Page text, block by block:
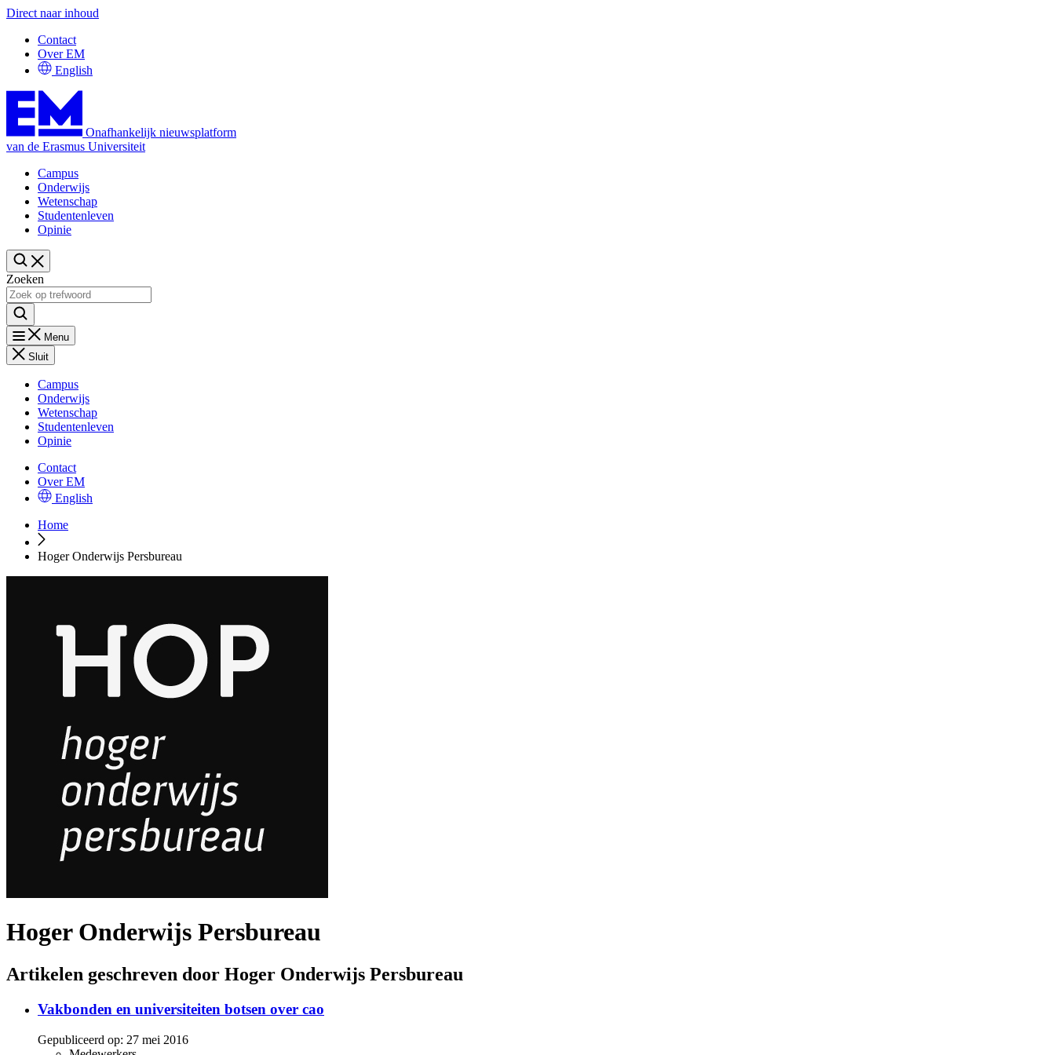
Direct naar inhoud
Contact
Over EM
English
Onafhankelijk nieuwsplatform
van de Erasmus Universiteit
Campus
Onderwijs
Wetenschap
Studentenleven
Opinie
Zoeken
Menu
Sluit
Campus
Onderwijs
Wetenschap
Studentenleven
Opinie
Contact
Over EM
English
Home
Hoger Onderwijs Persbureau
Hoger Onderwijs Persbureau
Artikelen geschreven door Hoger Onderwijs Persbureau
Vakbonden en universiteiten botsen over cao
Gepubliceerd op: 27 mei 2016